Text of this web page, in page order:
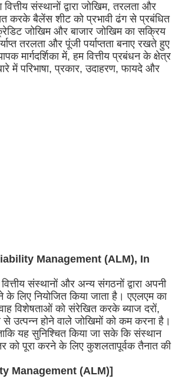
संस्थानों द्वारा जोखिम, तरलता और
करके बैलेंस शीट को प्रभावी ढंग से प्रबंधित
जोखिम और बाजार जोखिम का सक्रिय
तरलता और पूंजी पर्याप्तता बनाए रखते हुए
मार्गदर्शिका में, हम वित्तीय प्रबंधन के क्षेत्र
में परिभाषा, प्रकार, उदाहरण, फायदे और
Liability Management (ALM), In
संस्थानों और अन्य संगठनों द्वारा अपनी
लिए नियोजित किया जाता है। एएलएम का
विशेषताओं को संरेखित करके ब्याज दरों,
उत्पन्न होने वाले जोखिमों को कम करना है।
यह सुनिश्चित किया जा सके कि संस्थान
को पूरा करने के लिए कुशलतापूर्वक तैनात की
Management (ALM)]